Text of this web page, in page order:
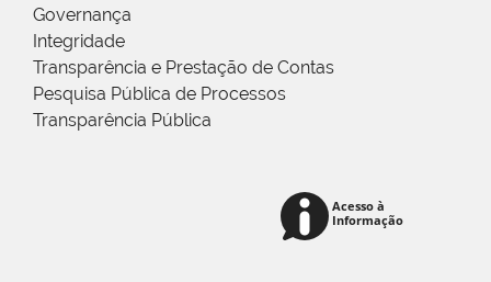
Governança
Integridade
Transparência e Prestação de Contas
Pesquisa Pública de Processos
Transparência Pública